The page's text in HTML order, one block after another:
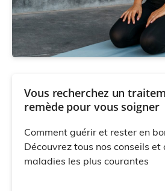
Vous recherchez un
remède pour vous soigner
Comment guérir et rester en
Découvrez tous nos conseils et
maladies les plus courantes